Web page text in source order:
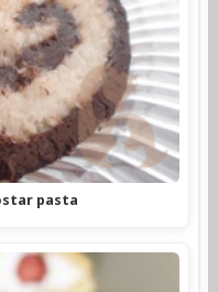
pasta